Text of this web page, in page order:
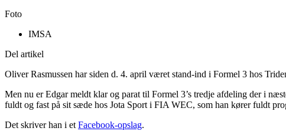
Foto
IMSA
Del artikel
Oliver Rasmussen har siden d. 4. april været stand-ind i Formel 3 hos
Men nu er Edgar meldt klar og parat til Formel 3’s tredje afdeling der i
fuldt og fast på sit sæde hos Jota Sport i FIA WEC, som han kører fuldt
Det skriver han i et Facebook-opslag.